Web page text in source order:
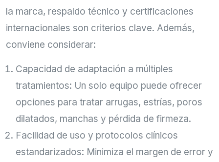
la marca, respaldo técnico y certificaciones
internacionales son criterios clave. Además,
conviene considerar:
Capacidad de adaptación a múltiples
tratamientos: Un solo equipo puede ofrecer
opciones para tratar arrugas, estrías, poros
dilatados, manchas y pérdida de firmeza.
Facilidad de uso y protocolos clínicos
estandarizados: Minimiza el margen de error y